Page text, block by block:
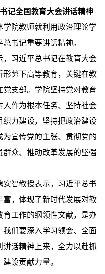
记全国教育大会讲话精神
院教师就利用政治理论学
书记重要讲话精神。
习近平总书记在教育大会
形势下高等教育，关键在教
支部。学院坚持党对教育
人作为根本任务、坚持社会
织力建设，坚持把政治建设
宣传党的主张、贯彻党的
众、推动改革发展的坚强
智教授表示，习近平总书
富，体现了新时代发展对教
育工作的纲领性文献，是办
们要深入学习领会、全面
话精神上来，全力以赴抓
设贡献力量。